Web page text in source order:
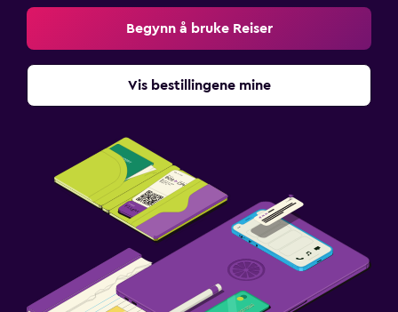
Begynn å bruke Reiser
Vis bestillingene mine